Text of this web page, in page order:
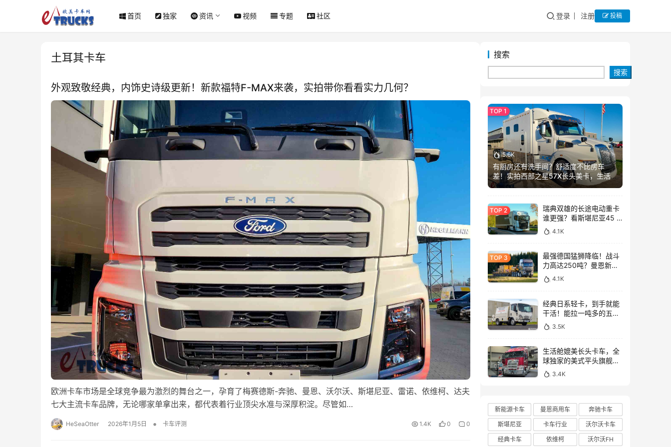
首页 独家 资讯 视频 专题 社区 登录 注册 投稿
土耳其卡车
外观致敬经典，内饰史诗级更新！新款福特F-MAX来袭，实拍带你看看实力几何？
欧洲卡车市场是全球竞争最为激烈的舞台之一，孕育了梅赛德斯-奔驰、曼恩、沃尔沃、斯堪尼亚、雷诺、依维柯、达夫
七大主流卡车品牌，无论哪家单拿出来，都代表着行业顶尖水准与深厚积淀。尽管如…
HeSeaOtter 2026年1月5日 • 卡车评测 1.4K 0 0
搜索
搜索
5.6K
有厨房还有洗手间？舒适度不比房车
差！实拍西部之星57X长头美卡，生活舱
加长这么多？
瑞典双雄的长途电动重卡
谁更强？看斯堪尼亚45 R
与沃尔沃FH Aero Electric
同台竞技！
4.1K
最强德国猛狮降临！战斗
力高达250吨？曼恩新款
TGX大件牵引车深入解析
4.1K
经典日系轻卡，到手就能
干活！能拉一吨多的五十
铃NLR工作车实拍
3.5K
生活舱媲美长头卡车，全
球独家的美式平头旗舰！
亮相布里斯班卡车展的肯
沃斯K220牵引车实拍
3.4K
新能源卡车 曼恩商用车
奔驰卡车
斯堪尼亚
卡车行业
沃尔沃卡车
经典卡车
依维柯 沃尔沃FH